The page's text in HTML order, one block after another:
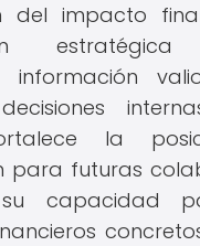
del impacto
información
la
para futuras
capacidad